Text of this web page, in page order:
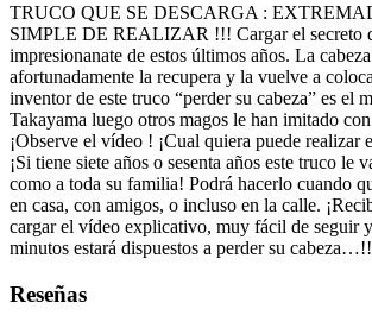
TRUCO QUE SE DESCARGA :
SIMPLE DE REALIZAR !!! Cargar el secreto
impresionanate de estos últimos años. La
afortunadamente la recupera y la vuelve a
inventor de este truco “perder su cabeza” es el
Takayama luego otros magos le han imitado
¡Observe el vídeo ! ¡Cual quiera puede realizar
¡Si tiene siete años o sesenta años este truco le
como a toda su familia! Podrá hacerlo cuando
en casa, con amigos, o incluso en la calle.
cargar el vídeo explicativo, muy fácil de seguir
minutos estará dispuestos a perder su
Reseñas